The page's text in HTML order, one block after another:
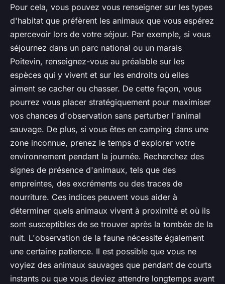
Pour cela, vous pouvez vous renseigner sur les types
d'habitat que préfèrent les animaux que vous espérez
apercevoir lors de votre séjour. Par exemple, si vous
séjournez dans un parc national ou un marais
Poitevin, renseignez-vous au préalable sur les
espèces qui y vivent et sur les endroits où elles
aiment se cacher ou chasser. De cette façon, vous
pourrez vous placer stratégiquement pour maximiser
vos chances d'observation sans perturber l'animal
sauvage. De plus, si vous êtes en camping dans une
zone inconnue, prenez le temps d'explorer votre
environnement pendant la journée. Recherchez des
signes de présence d'animaux, tels que des
empreintes, des excréments ou des traces de
nourriture. Ces indices peuvent vous aider à
déterminer quels animaux vivent à proximité et où ils
sont susceptibles de se trouver après la tombée de la
nuit. L'observation de la faune nécessite également
une certaine patience. Il est possible que vous ne
voyiez des animaux sauvages que pendant de courts
instants ou que vous deviez attendre longtemps avant